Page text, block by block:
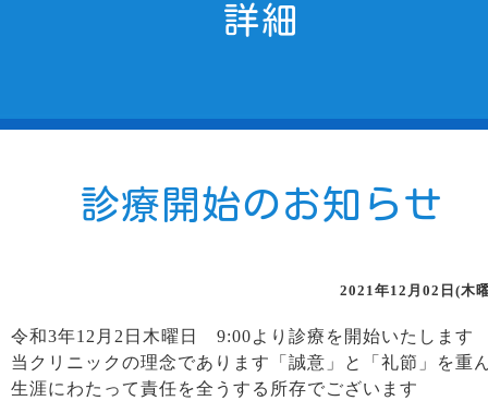
詳細
診療開始のお知らせ
2021年12月02日(木
令和3年12月2日木曜日 9:00より診療を開始いたします
当クリニックの理念であります「誠意」と「礼節」を重
生涯にわたって責任を全うする所存でございます